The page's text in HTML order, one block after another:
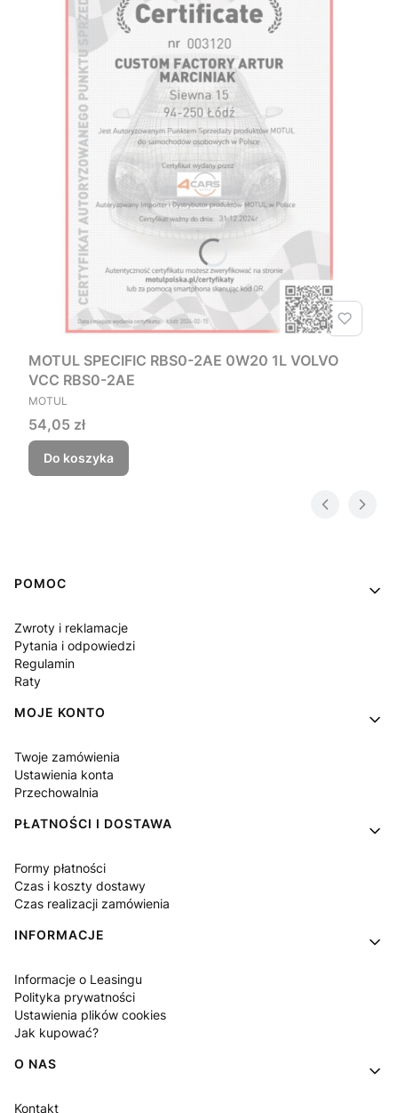
MOTUL SPECIFIC RBS0-2AE 0W20 1L VOLVO
VCC RBS0-2AE
PRODUCENT
MOTUL
Cena
54,05 zł
Do koszyka
Linki w stopce
POMOC
Zwroty i reklamacje
Pytania i odpowiedzi
Regulamin
Raty
MOJE KONTO
Twoje zamówienia
Ustawienia konta
Przechowalnia
PŁATNOŚCI I DOSTAWA
Formy płatności
Czas i koszty dostawy
Czas realizacji zamówienia
INFORMACJE
Informacje o Leasingu
Polityka prywatności
Ustawienia plików cookies
Jak kupować?
O NAS
Kontakt